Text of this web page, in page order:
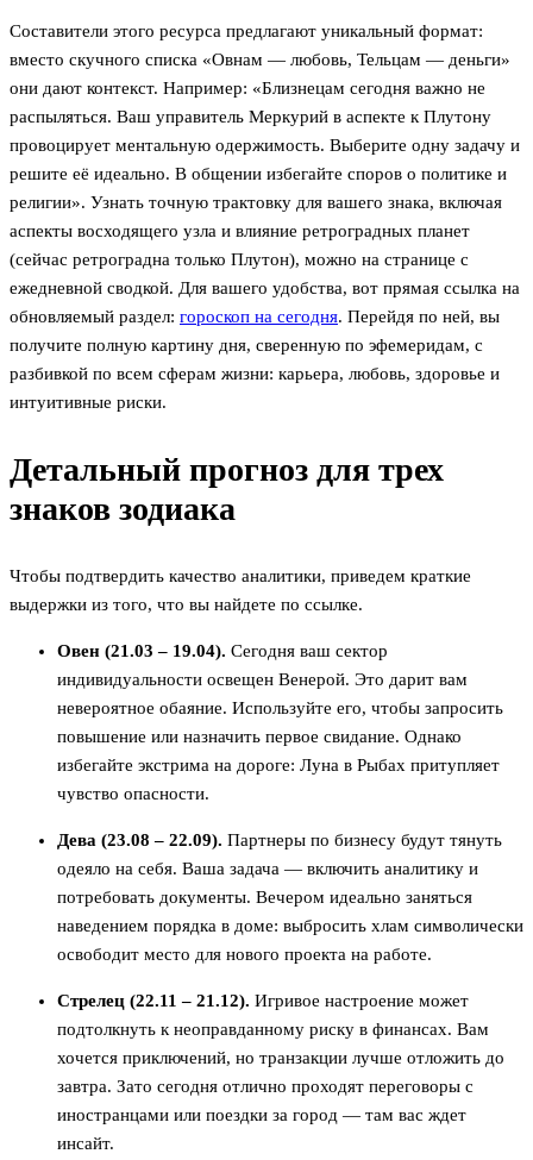
Составители этого ресурса предлагают уникальный формат:
вместо скучного списка «Овнам — любовь, Тельцам — деньги»
они дают контекст. Например: «Близнецам сегодня важно не
распыляться. Ваш управитель Меркурий в аспекте к Плутону
провоцирует ментальную одержимость. Выберите одну задачу и
решите её идеально. В общении избегайте споров о политике и
религии». Узнать точную трактовку для вашего знака, включая
аспекты восходящего узла и влияние ретроградных планет
(сейчас ретроградна только Плутон), можно на странице с
ежедневной сводкой. Для вашего удобства, вот прямая ссылка на
обновляемый раздел: гороскоп на сегодня. Перейдя по ней, вы
получите полную картину дня, сверенную по эфемеридам, с
разбивкой по всем сферам жизни: карьера, любовь, здоровье и
интуитивные риски.
Детальный прогноз для трех
знаков зодиака
Чтобы подтвердить качество аналитики, приведем краткие
выдержки из того, что вы найдете по ссылке.
Овен (21.03 – 19.04). Сегодня ваш сектор
индивидуальности освещен Венерой. Это дарит вам
невероятное обаяние. Используйте его, чтобы запросить
повышение или назначить первое свидание. Однако
избегайте экстрима на дороге: Луна в Рыбах притупляет
чувство опасности.
Дева (23.08 – 22.09). Партнеры по бизнесу будут тянуть
одеяло на себя. Ваша задача — включить аналитику и
потребовать документы. Вечером идеально заняться
наведением порядка в доме: выбросить хлам символически
освободит место для нового проекта на работе.
Стрелец (22.11 – 21.12). Игривое настроение может
подтолкнуть к неоправданному риску в финансах. Вам
хочется приключений, но транзакции лучше отложить до
завтра. Зато сегодня отлично проходят переговоры с
иностранцами или поездки за город — там вас ждет
инсайт.